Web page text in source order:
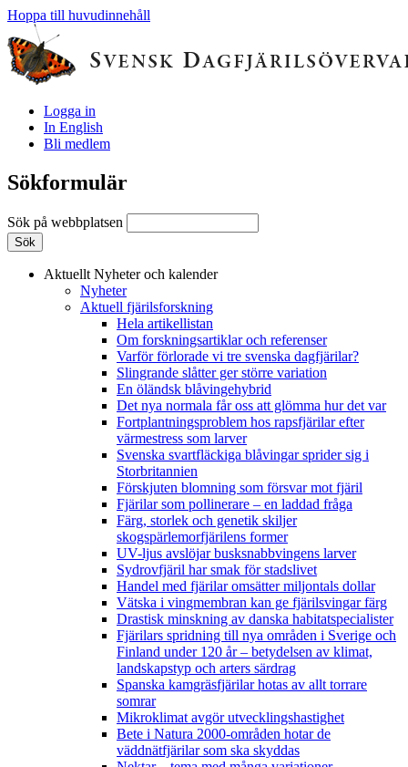
Hoppa till huvudinnehåll
Logga in
In English
Bli medlem
Sökformulär
Sök på webbplatsen
Aktuellt Nyheter och kalender
Nyheter
Aktuell fjärilsforskning
Hela artikellistan
Om forskningsartiklar och referenser
Varför förlorade vi tre svenska dagfjärilar?
Slingrande slåtter ger större variation
En öländsk blåvingehybrid
Det nya normala får oss att glömma hur det var
Fortplantningsproblem hos rapsfjärilar efter
värmestress som larver
Svenska svartfläckiga blåvingar sprider sig i
Storbritannien
Förskjuten blomning som försvar mot fjäril
Fjärilar som pollinerare – en laddad fråga
Färg, storlek och genetik skiljer
skogspärlemorfjärilens former
UV-ljus avslöjar busksnabbvingens larver
Sydrovfjäril har smak för stadslivet
Handel med fjärilar omsätter miljontals dollar
Vätska i vingmembran kan ge fjärilsvingar färg
Drastisk minskning av danska habitatspecialister
Fjärilars spridning till nya områden i Sverige och
Finland under 120 år– betydelsen av klimat,
landskapstyp och arters särdrag
Spanska kamgräsfjärilar hotas av allt torrare
somrar
Mikroklimat avgör utvecklingshastighet
Bete i Natura 2000-områden hotar de
väddnätfjärilar som ska skyddas